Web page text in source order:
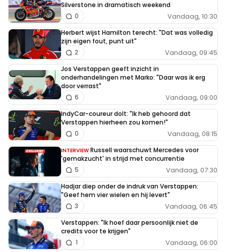
Silverstone in dramatisch weekend
Vandaag, 10:30
0
Herbert wijst Hamilton terecht: "Dat was volledig
zijn eigen fout, punt uit"
Vandaag, 09:45
2
Jos Verstappen geeft inzicht in
onderhandelingen met Marko: "Daar was ik erg
door verrast"
Vandaag, 09:00
6
IndyCar-coureur dolt: "Ik heb gehoord dat
Verstappen hierheen zou komen!"
Vandaag, 08:15
0
INTERVIEW Russell waarschuwt Mercedes voor
'gemakzucht' in strijd met concurrentie
Vandaag, 07:30
5
Hadjar diep onder de indruk van Verstappen:
"Geef hem vier wielen en hij levert"
Vandaag, 06:45
3
Verstappen: "Ik hoef daar persoonlijk niet de
credits voor te krijgen"
Vandaag, 06:00
1